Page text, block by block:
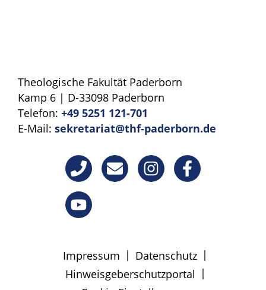
Theologische Fakultät Paderborn
Kamp 6 | D-33098 Paderborn
Telefon: +49 5251 121-701
E-Mail: sekretariat@thf-paderborn.de
Impressum | Datenschutz |
Hinweisgeberschutzportal |